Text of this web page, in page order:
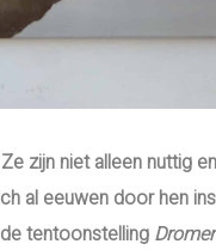
zijn niet alleen nuttig
al eeuwen door hen
tentoonstelling